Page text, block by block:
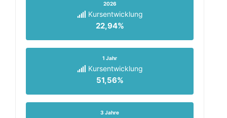
2026
Kursentwicklung
22,94%
1 Jahr
Kursentwicklung
51,56%
3 Jahre